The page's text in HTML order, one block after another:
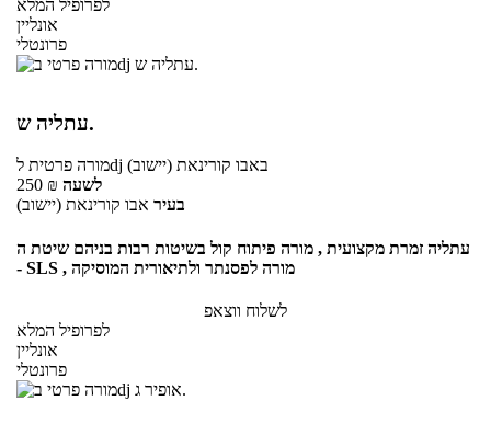
לפרופיל המלא
אונליין
פרונטלי
עתליה ש.
מורה פרטיתלdj באבו קורינאת (יישוב)
250 ₪ לשעה
בעיר אבו קורינאת (יישוב)
עתליה זמרת מקצועית , מורה פיתוח קול בשיטות רבות בניהם שיטת ה
- SLS , מורה לפסנתר ולתיאורית המוסיקה
לשלוח ווצאפ
לפרופיל המלא
אונליין
פרונטלי